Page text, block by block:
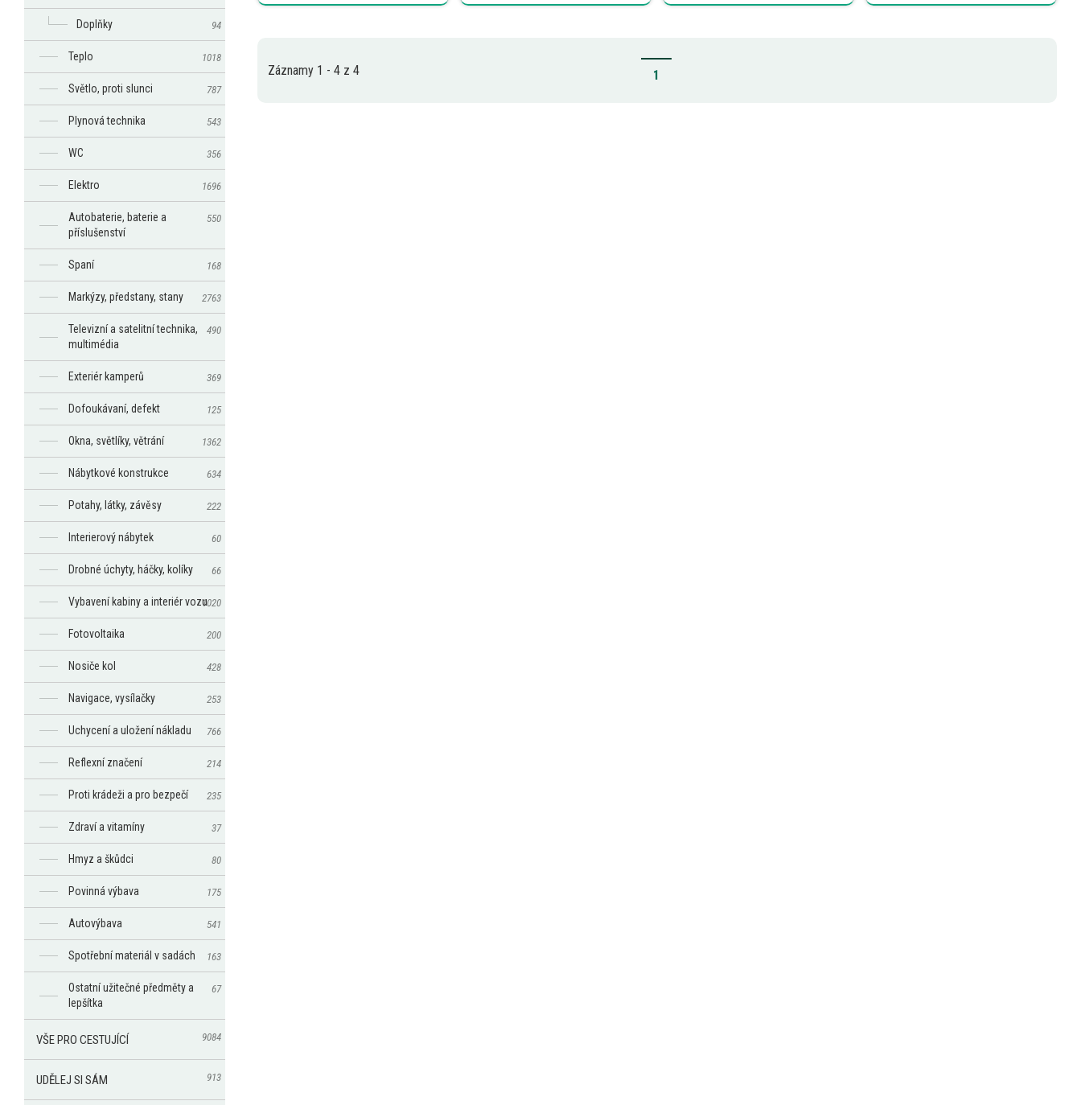
Záznamy 1 - 4 z 4 1
Doplňky 94
Teplo 1018
Světlo, proti slunci 787
Plynová technika 543
WC 356
Elektro 1696
Autobaterie, baterie a
příslušenství
550
Spaní 168
Markýzy, předstany, stany 2763
Televizní a satelitní technika,
multimédia
490
Exteriér kamperů 369
Dofoukávaní, defekt 125
Okna, světlíky, větrání 1362
Nábytkové konstrukce 634
Potahy, látky, závěsy 222
Interierový nábytek 60
Drobné úchyty, háčky, kolíky 66
Vybavení kabiny a interiér vozu1020
Fotovoltaika 200
Nosiče kol 428
Navigace, vysílačky 253
Uchycení a uložení nákladu 766
Reflexní značení 214
Proti krádeži a pro bezpečí 235
Zdraví a vitamíny 37
Hmyz a škůdci 80
Povinná výbava 175
Autovýbava 541
Spotřební materiál v sadách 163
Ostatní užitečné předměty a
lepšítka
67
VŠE PRO CESTUJÍCÍ 9084
UDĚLEJ SI SÁM 913